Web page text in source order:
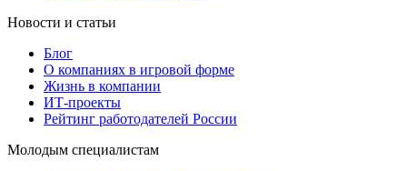
Новости и статьи
Блог
О компаниях в игровой форме
Жизнь в компании
ИТ-проекты
Рейтинг работодателей России
Молодым специалистам